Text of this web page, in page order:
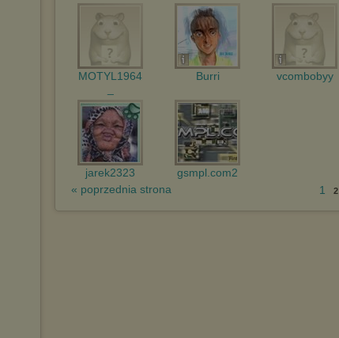
MOTYL1964
Burri vcombobyy
jarek2323
gsmpl.com2
« poprzednia strona
1 2